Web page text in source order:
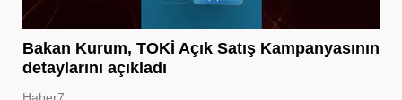
Bakan Kurum, TOKİ Açık Satış Kampanyasının
detaylarını açıkladı